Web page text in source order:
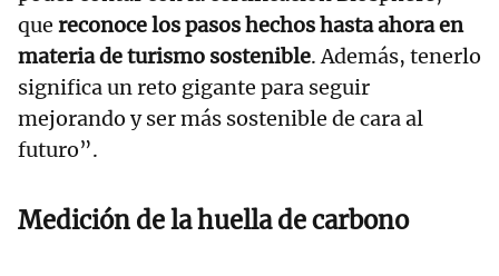
que reconoce los pasos hechos hasta ahora en
materia de turismo sostenible. Además, tenerlo
significa un reto gigante para seguir
mejorando y ser más sostenible de cara al
futuro”.
Medición de la huella de carbono